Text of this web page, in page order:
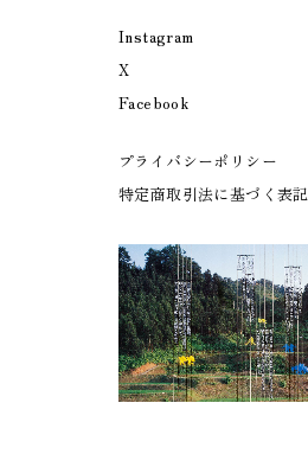
Instagram
X
Facebook
プライバシーポリシー
特定商取引法に基づく表記